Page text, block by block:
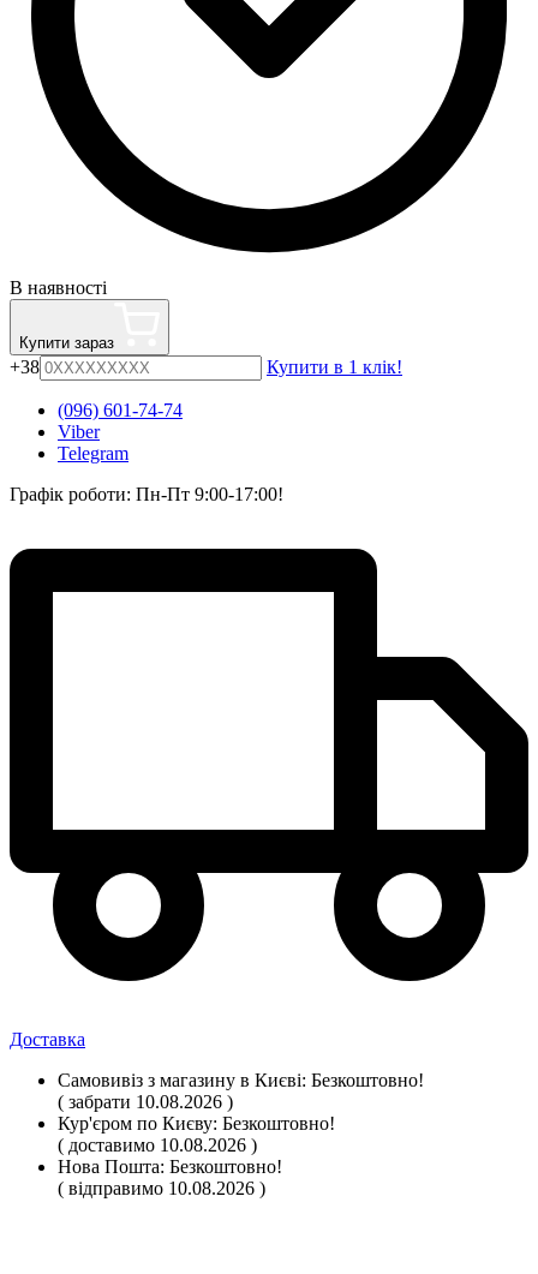
В наявності
Купити зараз
+38 Купити в 1 клік!
(096) 601-74-74
Viber
Telegram
Графік роботи: Пн-Пт 9:00-17:00!
Доставка
Самовивіз з магазину в Києві: Безкоштовно!
( забрати 10.08.2026 )
Кур'єром по Києву: Безкоштовно!
( доставимо 10.08.2026 )
Нова Пошта: Безкоштовно!
( відправимо 10.08.2026 )